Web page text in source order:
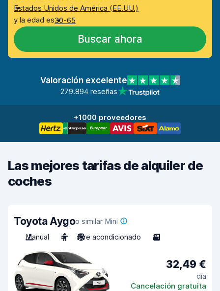
Estados Unidos de América (EE.UU.)
y la edad es30-65
Buscar ahora
Valoración excelente
279.894 reseñas
+1000 proveedores
Las mejores tarifas de alquiler de
coches
Toyota Aygoo similar Mini
Manual
4 Aire acondicionado 3
32,49 €
día
Cancelación gratuita